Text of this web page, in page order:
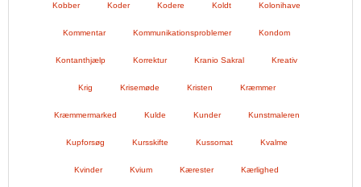
Kobber Koder Kodere Koldt Kolonihave
Kommentar Kommunikationsproblemer Kondom
Kontanthjælp Korrektur Kranio Sakral Kreativ
Krig Krisemøde Kristen Kræmmer
Kræmmermarked Kulde Kunder Kunstmaleren
Kupforsøg Kursskifte Kussomat Kvalme
Kvinder Kvium Kærester Kærlighed